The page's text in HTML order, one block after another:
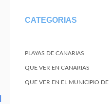
CATEGORIAS
PLAYAS DE CANARIAS
QUE VER EN CANARIAS
QUE VER EN EL MUNICIPIO DE